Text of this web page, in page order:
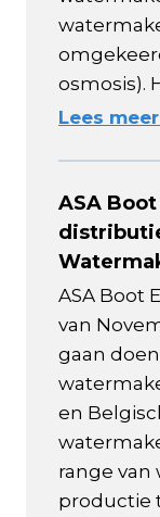
osmosis).
Lees meer
ASA
ASA Boot
van
gaan
en
range
productie